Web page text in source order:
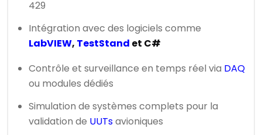
429
Intégration avec des logiciels comme
LabVIEW, TestStand et C#
Contrôle et surveillance en temps réel via DAQ
ou modules dédiés
Simulation de systèmes complets pour la
validation de UUTsavioniques